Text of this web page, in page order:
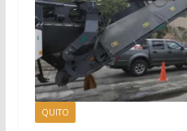
QUITO